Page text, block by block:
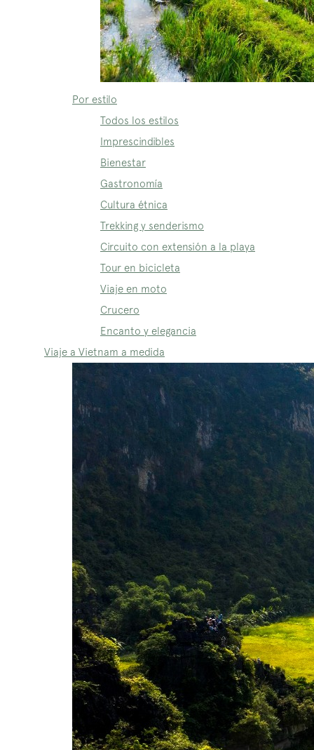
Por estilo
Todos los estilos
Imprescindibles
Bienestar
Gastronomía
Cultura étnica
Trekking y senderismo
Circuito con extensión a la playa
Tour en bicicleta
Viaje en moto
Crucero
Encanto y elegancia
Viaje a Vietnam a medida